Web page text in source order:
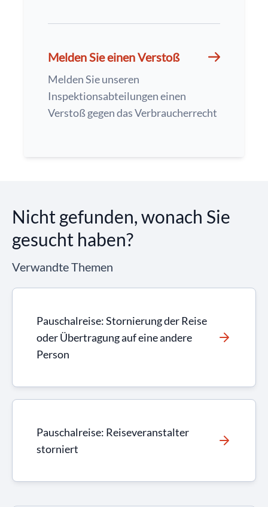
Melden Sie einen Verstoß
Melden Sie unseren
Inspektionsabteilungen einen
Verstoß gegen das Verbraucherrecht
Nicht gefunden, wonach Sie
gesucht haben?
Verwandte Themen
Pauschalreise: Stornierung der Reise
oder Übertragung auf eine andere
Person
Pauschalreise: Reiseveranstalter
storniert